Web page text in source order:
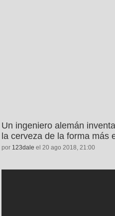
Un ingeniero alemán
la cerveza de la forma más
por 123dale el 20 ago 2018, 21:00